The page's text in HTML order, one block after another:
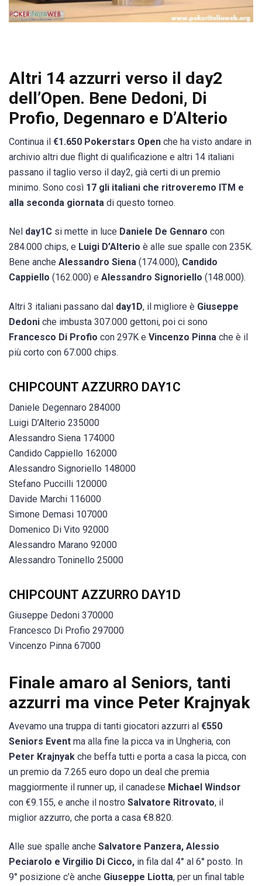
Altri 14 azzurri verso il day2
dell’Open. Bene Dedoni, Di
Profio, Degennaro e D’Alterio
Continua il €1.650 Pokerstars Open che ha visto andare in
archivio altri due flight di qualificazione e altri 14 italiani
passano il taglio verso il day2, già certi di un premio
minimo. Sono così 17 gli italiani che ritroveremo ITM e
alla seconda giornata di questo torneo.
Nel day1C si mette in luce Daniele De Gennaro con
284.000 chips, e Luigi D’Alterio è alle sue spalle con 235K.
Bene anche Alessandro Siena (174.000), Candido
Cappiello (162.000) e Alessandro Signoriello (148.000).
Altri 3 italiani passano dal day1D, il migliore è Giuseppe
Dedoni che imbusta 307.000 gettoni, poi ci sono
Francesco Di Profio con 297K e Vincenzo Pinna che è il
più corto con 67.000 chips.
CHIPCOUNT AZZURRO DAY1C
Daniele Degennaro 284000
Luigi D’Alterio 235000
Alessandro Siena 174000
Candido Cappiello 162000
Alessandro Signoriello 148000
Stefano Puccilli 120000
Davide Marchi 116000
Simone Demasi 107000
Domenico Di Vito 92000
Alessandro Marano 92000
Alessandro Toninello 25000
CHIPCOUNT AZZURRO DAY1D
Giuseppe Dedoni 370000
Francesco Di Profio 297000
Vincenzo Pinna 67000
Finale amaro al Seniors, tanti
azzurri ma vince Peter Krajnyak
Avevamo una truppa di tanti giocatori azzurri al €550
Seniors Event ma alla fine la picca va in Ungheria, con
Peter Krajnyak che beffa tutti e porta a casa la picca, con
un premio da 7.265 euro dopo un deal che premia
maggiormente il runner up, il canadese Michael Windsor
con €9.155, e anche il nostro Salvatore Ritrovato, il
miglior azzurro, che porta a casa €8.820.
Alle sue spalle anche Salvatore Panzera, Alessio
Peciarolo e Virgilio Di Cicco, in fila dal 4° al 6° posto. In
9° posizione c’è anche Giuseppe Liotta, per un final table